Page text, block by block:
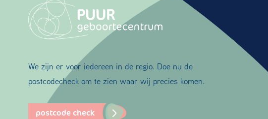
We zijn er voor iedereen in de regio. Doe nu de
postcodecheck om te zien waar wij precies komen.
postcode check